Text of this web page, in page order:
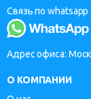
Связь по whatsapp
Адрес офиса:
О КОМПАНИИ